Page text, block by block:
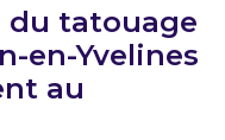
du tatouage
en-Yvelines
au